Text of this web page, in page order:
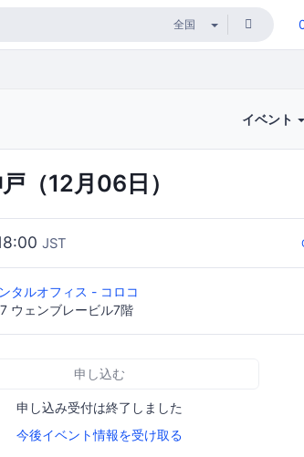
イベント
（12月06日）
JST
タルオフィス - コロコ
ウェンブレービル7階
申し込む
申し込み受付は終了しました
今後イベント情報を受け取る